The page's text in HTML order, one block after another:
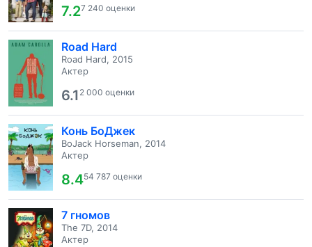
7.27 240 оценки
Road Hard
Road Hard, 2015
Актер
6.1 2 000 оценки
Конь БоДжек
BoJack Horseman, 2014
Актер
8.454 787 оценки
7 гномов
The 7D, 2014
Актер